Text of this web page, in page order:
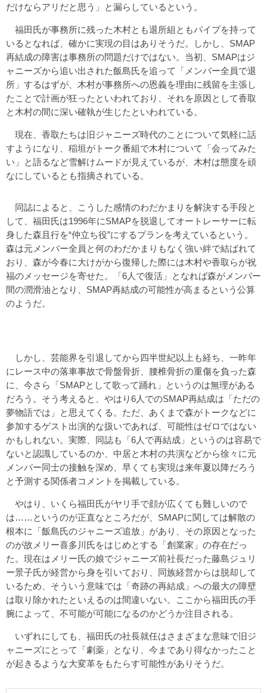
だけならアリだと思う」と漏らしているという。
福田氏が事務所に残った木村とも退所組ともパイプを持って
いるとなれば、確かに実現の目はありそうだ。しかし、SMAP
再結成の障害は事務所の問題だけではない。当初、SMAPはジ
ャニーズから追い出された飯島氏を追って「メンバー全員で退
所」するはずが、木村が事務所への恩義を理由に残留を主張し
たことで計画が狂ったといわれており、それを原因として香取
と木村の間に深い確執が生じたといわれている。
現在、香取たちは旧ジャニーズ時代のことについて気軽に話
すようになり、稲垣がトーク番組で木村について「会ってみた
い」と語るなど雪解けムードが見えているが、木村は態度を頑
なにしているとも指摘されている。
同誌によると、こうした感情のわだかまりを解決する手段と
して、福田氏は1996年にSMAPを脱退してオートレーサーに転
身した森且行を“仲立ち役”にするプランを考えているという。
森は元メンバー全員と何のわだかまりもなく強い絆で結ばれて
おり、森が今春に大けがから復帰した際には木村や香取らが祝
福のメッセージを寄せた。「6人で復活」となれば森がメンバー
間の潤滑油となり、SMAP再結成の可能性が高まるという公算
のようだ。
しかし、芸能界を引退してから四半世紀以上も経ち、一昨年
にレース中の落車事故で骨盤骨折、腰椎骨折の重傷を負った森
に、今さら「SMAPとして歌って踊れ」というのは無理がある
だろう。そう考えると、やはり6人でのSMAP再結成は「ただの
夢物語では」と思えてくる。ただ、あくまで森がトークなどに
参加するゲスト出演的な扱いであれば、可能性はゼロではない
かもしれない。実際、同誌も「6人で再結成」というのは容易で
ないと認識しているのか、中居と木村の共演などから徐々に元
メンバー同士の接触を深め、早くても実現は来年夏以降だろう
と予測する関係者コメントを掲載している。
やはり、いくら福田氏がヤリ手で顔が広くても難しいので
は……というのが正直なところだが、SMAPに関しては解散の
根本に「飯島氏のジャニーズ追放」があり、その原因となった
のが故メリー喜多川氏をはじめとする「創業家」の存在だっ
た。現在はメリー氏の娘でジャニーズ前社長だった藤島ジュリ
ー景子氏が経営から身を引いており、同族経営からは脱却して
いるため、そういう意味では「奇跡の再結成」への最大の障壁
は取り除かれたといえるのは間違いない。ここから福田氏の手
腕によって、不可能が可能になるのかどうか注目される。
いずれにしても、福田氏の社長就任はさまざまな意味で旧ジ
ャニーズにとって「劇薬」となり、今まであり得なかったこと
が起きるような大変革をもたらす可能性がありそうだ。